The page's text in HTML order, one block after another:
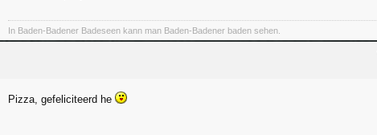
In Baden-Badener Badeseen kann man Baden-Badener baden sehen.
Pizza, gefeliciteerd he